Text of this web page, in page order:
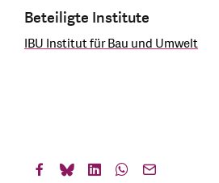
Beteiligte Institute
IBU Institut für Bau und Umwelt